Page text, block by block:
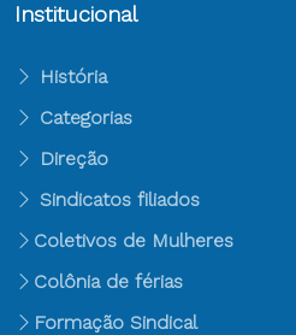
Institucional
História
Categorias
Direção
Sindicatos filiados
Coletivos de Mulheres
Colônia de férias
Formação Sindical